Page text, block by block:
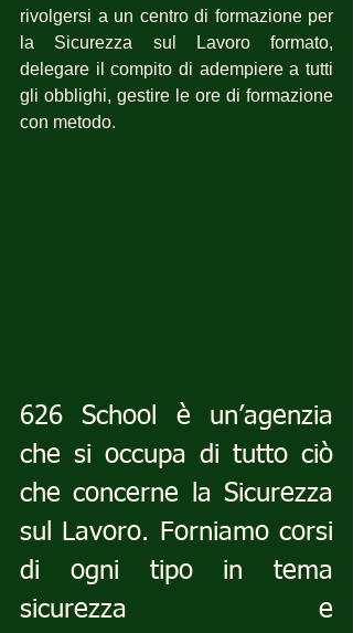
rivolgersi a un centro di formazione per
la Sicurezza sul Lavoro formato,
delegare il compito di adempiere a tutti
gli obblighi, gestire le ore di formazione
con metodo.
626 School è un’agenzia
che si occupa di tutto ciò
che concerne la Sicurezza
sul Lavoro. Forniamo corsi
di ogni tipo in tema
sicurezza e